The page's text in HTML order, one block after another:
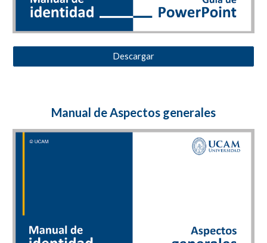
Descargar
Manual de Aspectos generales